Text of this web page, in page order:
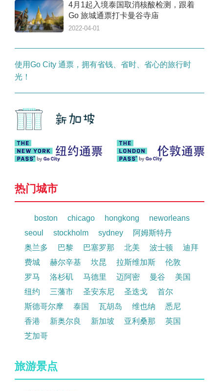
4月1起入境泰国取消核酸检测，跟着
Go 旅城通票打卡曼谷寺庙
2022-04-01
使用Go City 通票，拥有省钱、省时、省心的旅行时
光！
热门城市
boston chicago hongkong
neworleans
seoul
stockholm sydney
阿姆斯特丹
奥兰多
巴黎 巴塞罗那 北美 波士顿
迪拜
费城
赫尔辛基 坎昆 拉斯维加斯
伦敦
罗马
洛杉矶 马德里 迈阿密 曼谷
美国
纽约
三藩市 圣安东尼 圣迭戈
首尔
斯德哥尔摩
泰国 瓦胡岛 维也纳
悉尼
香港
新奥尔良 新加坡 亚利桑那
英国
芝加哥
旅游景点